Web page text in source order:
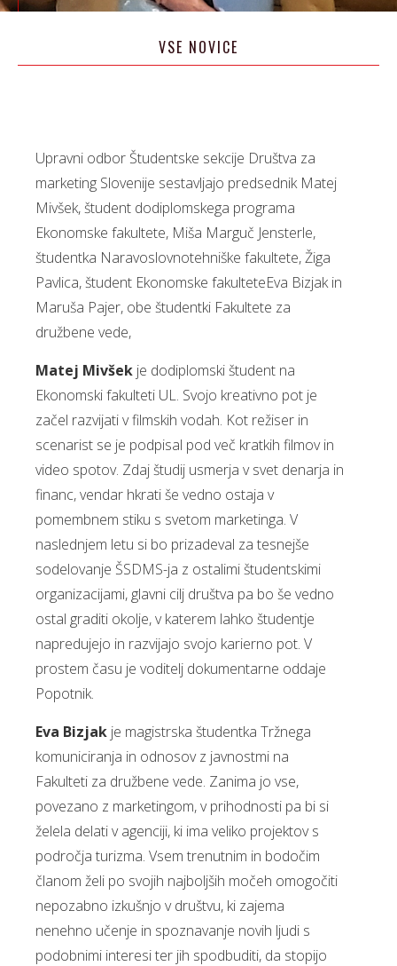
VSE NOVICE
Upravni odbor Študentske sekcije Društva za
marketing Slovenije sestavljajo predsednik Matej
Mivšek, študent dodiplomskega programa
Ekonomske fakultete, Miša Marguč Jensterle,
študentka Naravoslovnotehniške fakultete, Žiga
Pavlica, študent Ekonomske fakulteteEva Bizjak in
Maruša Pajer, obe študentki Fakultete za
družbene vede,
Matej Mivšek je dodiplomski študent na
Ekonomski fakulteti UL. Svojo kreativno pot je
začel razvijati v filmskih vodah. Kot režiser in
scenarist se je podpisal pod več kratkih filmov in
video spotov. Zdaj študij usmerja v svet denarja in
financ, vendar hkrati še vedno ostaja v
pomembnem stiku s svetom marketinga. V
naslednjem letu si bo prizadeval za tesnejše
sodelovanje ŠSDMS-ja z ostalimi študentskimi
organizacijami, glavni cilj društva pa bo še vedno
ostal graditi okolje, v katerem lahko študentje
napredujejo in razvijajo svojo karierno pot. V
prostem času je voditelj dokumentarne oddaje
Popotnik.
Eva Bizjak je magistrska študentka Tržnega
komuniciranja in odnosov z javnostmi na
Fakulteti za družbene vede. Zanima jo vse,
povezano z marketingom, v prihodnosti pa bi si
želela delati v agenciji, ki ima veliko projektov s
področja turizma. Vsem trenutnim in bodočim
članom želi po svojih najboljših močeh omogočiti
nepozabno izkušnjo v društvu, ki zajema
nenehno učenje in spoznavanje novih ljudi s
podobnimi interesi ter jih spodbuditi, da stopijo